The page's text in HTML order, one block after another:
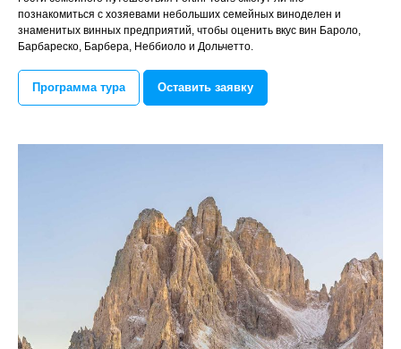
познакомиться с хозяевами небольших семейных виноделен и
знаменитых винных предприятий, чтобы оценить вкус вин Бароло,
Барбареско, Барбера, Неббиоло и Дольчетто.
Программа тура Оставить заявку